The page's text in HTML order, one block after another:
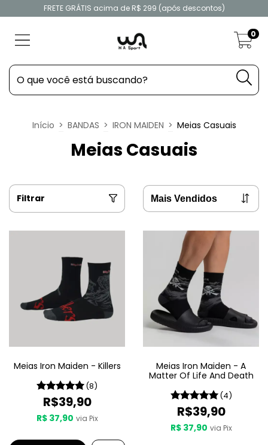
FRETE GRÁTIS acima de R$ 299 (após descontos)
0
Início > BANDAS > IRON MAIDEN > Meias Casuais
Meias Casuais
Filtrar
Meias Iron Maiden - Killers
(8)
R$39,90
R$ 37,90 via Pix
Meias Iron Maiden - A
Matter Of Life And Death
(4)
R$39,90
R$ 37,90 via Pix